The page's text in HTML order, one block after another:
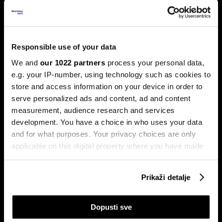
Responsible use of your data
We and our 1022 partners process your personal data,
e.g. your IP-number, using technology such as cookies to
store and access information on your device in order to
serve personalized ads and content, ad and content
measurement, audience research and services
development. You have a choice in who uses your data
and for what purposes. Your privacy choices are only
applicable on this digital property where you have made
your choices. You can change or withdraw your consent
If you allow, we would also like to:
Collect information about your geographical
Prikaži detalje
Dopusti sve
Banke traže veći limit za potrošačke
kredite: Prag od 50.000 KM prenizak
potrošačke, odnosno nenamjenske kredite sa sadašnjih
50.000 KM, tvrdeći da taj prag više ne odgovara rastu
plata i životnih troškova.
Transferi do 5.000 KM za svega
10 sekundi